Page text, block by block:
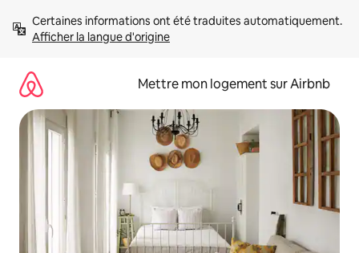
directement
Afficher la langue d'origine
Mettre mon logement sur Airbnb